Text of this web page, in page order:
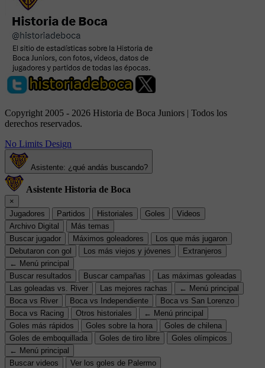
Copyright 2005 - 2026 Historia de Boca Juniors | Todos los
derechos reservados.
No Limits Design
Asistente: ¿qué andás buscando?
Asistente Historia de Boca
×
Jugadores
Partidos Historiales Goles
Videos
Archivo Digital
Más temas
Buscar jugador
Máximos goleadores
Los que más jugaron
Debutaron con gol
Los más viejos y jóvenes
Extranjeros
← Menú principal
Buscar resultados
Buscar campañas
Las máximas goleadas
Las goleadas vs. River
Las mejores rachas
← Menú principal
Boca vs River
Boca vs Independiente
Boca vs San Lorenzo
Boca vs Racing
Otros historiales
← Menú principal
Goles más rápidos
Goles sobre la hora
Goles de chilena
Goles de emboquillada
Goles de tiro libre
Goles olímpicos
← Menú principal
Buscar videos
Ver los goles de Palermo